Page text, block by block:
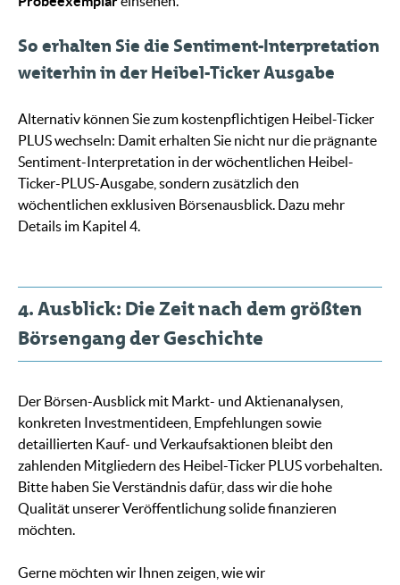
So erhalten Sie die Sentiment-Interpretation
weiterhin in der Heibel-Ticker Ausgabe
Alternativ können Sie zum kostenpflichtigen Heibel-Ticker
PLUS wechseln: Damit erhalten Sie nicht nur die prägnante
Sentiment-Interpretation in der wöchentlichen Heibel-
Ticker-PLUS-Ausgabe, sondern zusätzlich den
wöchentlichen exklusiven Börsenausblick. Dazu mehr
Details im Kapitel 4.
4. Ausblick: Die Zeit nach dem größten
Börsengang der Geschichte
Der Börsen-Ausblick mit Markt- und Aktienanalysen,
konkreten Investmentideen, Empfehlungen sowie
detaillierten Kauf- und Verkaufsaktionen bleibt den
zahlenden Mitgliedern des Heibel-Ticker PLUS vorbehalten.
Bitte haben Sie Verständnis dafür, dass wir die hohe
Qualität unserer Veröffentlichung solide finanzieren
möchten.
Gerne möchten wir Ihnen zeigen, wie wir